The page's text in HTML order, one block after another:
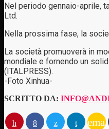
Nel periodo gennaio-aprile,
Ltd.
Nella prossima fase, la
La società promuoverà in
mondiale e fornendo un
(ITALPRESS).
-Foto Xinhua-
SCRITTO DA:
email